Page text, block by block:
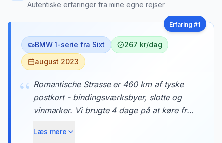
Autentiske erfaringer fra mine egne rejser
Erfaring #1
BMW 1-serie fra Sixt
267 kr/dag
august 2023
“ Romantische Strasse er 460 km af tyske
postkort - bindingsværksbyer, slotte og
vinmarker. Vi brugte 4 dage på at køre fra
overnatninger i Rothenburg ob der Tauber
Læs mere